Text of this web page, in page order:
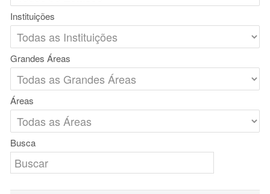
Instituições
Grandes Áreas
Áreas
Busca